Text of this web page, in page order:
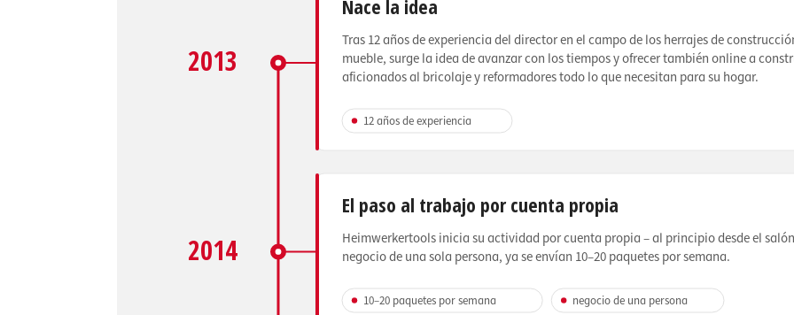
2013
Nace la idea
Tras 12 años de experiencia del director en el campo de los herrajes de
mueble, surge la idea de avanzar con los tiempos y ofrecer también online a
aficionados al bricolaje y reformadores todo lo que necesitan para su hogar.
12 años de experiencia
2014
El paso al trabajo por cuenta propia
Heimwerkertools inicia su actividad por cuenta propia – al principio desde el
negocio de una sola persona, ya se envían 10–20 paquetes por semana.
10–20 paquetes por semana negocio de una persona